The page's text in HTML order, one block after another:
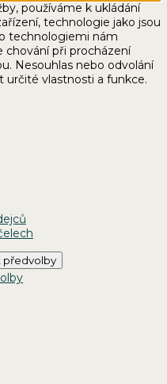
používáme k ukládání
technologie jako jsou
technologiemi nám
chování při procházení
Nesouhlas nebo odvolání
určité vlastnosti a funkce.
předvolby